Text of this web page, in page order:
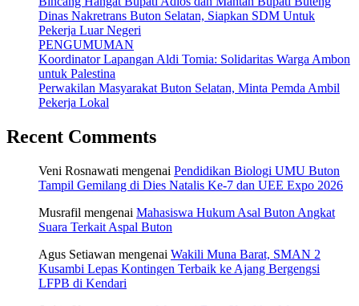
Dinas Nakretrans Buton Selatan, Siapkan SDM Untuk
Pekerja Luar Negeri
PENGUMUMAN
Koordinator Lapangan Aldi Tomia: Solidaritas Warga Ambon
untuk Palestina
Perwakilan Masyarakat Buton Selatan, Minta Pemda Ambil
Pekerja Lokal
Recent Comments
Veni Rosnawati mengenai Pendidikan Biologi UMU Buton
Tampil Gemilang di Dies Natalis Ke-7 dan UEE Expo 2026
Musrafil mengenai Mahasiswa Hukum Asal Buton Angkat
Suara Terkait Aspal Buton
Agus Setiawan mengenai Wakili Muna Barat, SMAN 2
Kusambi Lepas Kontingen Terbaik ke Ajang Bergengsi
LFPB di Kendari